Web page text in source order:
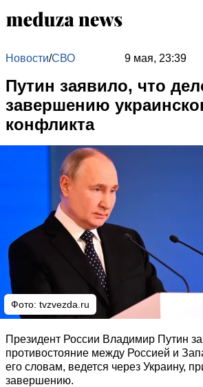
Новости/СВО 9 мая, 23:39
Путин заявило, что
завершению
конфликта
Фото: tvzvezda.ru
Президент России Владимир Путин
противостояние между Россией и
его словам, ведется через Украину,
завершению.